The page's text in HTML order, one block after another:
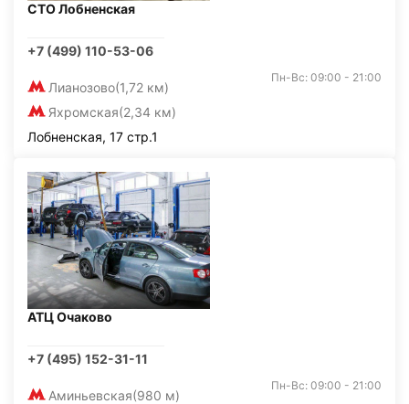
СТО Лобненская
+7 (499) 110-53-06
Лианозово(1,72 км)
Яхромская(2,34 км)
Пн-Вс: 09:00 - 21:00
Лобненская, 17 стр.1
АТЦ Очаково
+7 (495) 152-31-11
Аминьевская(980 м)
Пн-Вс: 09:00 - 21:00